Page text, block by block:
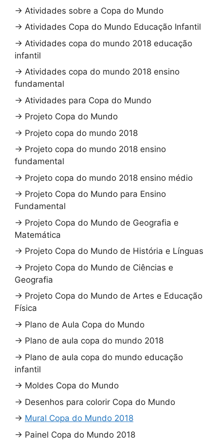
→ Atividades sobre a Copa do Mundo
→ Atividades Copa do Mundo Educação Infantil
→ Atividades copa do mundo 2018 educação
infantil
→ Atividades copa do mundo 2018 ensino
fundamental
→ Atividades para Copa do Mundo
→ Projeto Copa do Mundo
→ Projeto copa do mundo 2018
→ Projeto copa do mundo 2018 ensino
fundamental
→ Projeto copa do mundo 2018 ensino médio
→ Projeto Copa do Mundo para Ensino
Fundamental
→ Projeto Copa do Mundo de Geografia e
Matemática
→ Projeto Copa do Mundo de História e Línguas
→ Projeto Copa do Mundo de Ciências e
Geografia
→ Projeto Copa do Mundo de Artes e Educação
Física
→ Plano de Aula Copa do Mundo
→ Plano de aula copa do mundo 2018
→ Plano de aula copa do mundo educação
infantil
→ Moldes Copa do Mundo
→ Desenhos para colorir Copa do Mundo
→ Mural Copa do Mundo 2018
→ Painel Copa do Mundo 2018